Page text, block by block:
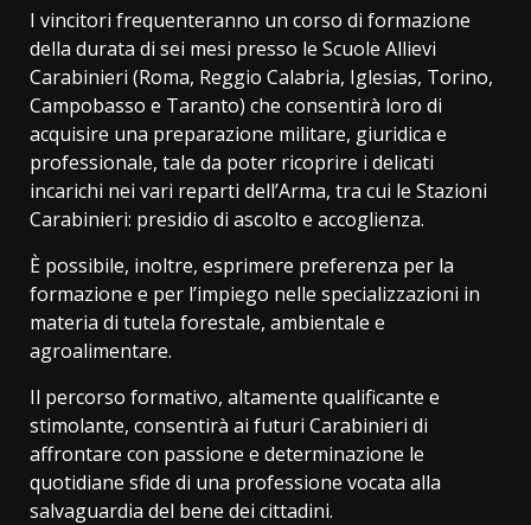
I vincitori frequenteranno un corso di formazione
della durata di sei mesi presso le Scuole Allievi
Carabinieri (Roma, Reggio Calabria, Iglesias, Torino,
Campobasso e Taranto) che consentirà loro di
acquisire una preparazione militare, giuridica e
professionale, tale da poter ricoprire i delicati
incarichi nei vari reparti dell’Arma, tra cui le Stazioni
Carabinieri: presidio di ascolto e accoglienza.
È possibile, inoltre, esprimere preferenza per la
formazione e per l’impiego nelle specializzazioni in
materia di tutela forestale, ambientale e
agroalimentare.
Il percorso formativo, altamente qualificante e
stimolante, consentirà ai futuri Carabinieri di
affrontare con passione e determinazione le
quotidiane sfide di una professione vocata alla
salvaguardia del bene dei cittadini.